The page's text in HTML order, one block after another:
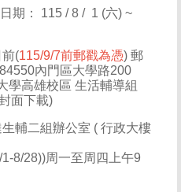
期： 115 / 8 / 1 (六) ~
(115/9/7前郵戳為憑) 郵
內門區大學路200
學高雄校區 生活輔導組
面下載)
輔二組辦公室 ( 行政大樓
8/28))周一至周四上午9